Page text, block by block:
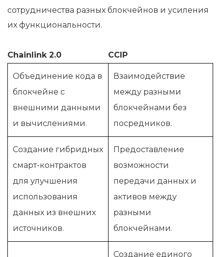
сотрудничества разных блокчейнов и усиления
их функциональности.
Chainlink 2.0 CCIP
Объединение кода в
блокчейне с
внешними данными
и вычислениями.
Взаимодействие
между разными
блокчейнами без
посредников.
Создание гибридных
смарт-контрактов
для улучшения
использования
данных из внешних
источников.
Предоставление
возможности
передачи данных и
активов между
разными
блокчейнами.
Создание единого